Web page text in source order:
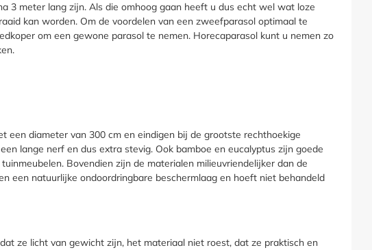
3 meter lang zijn. Als die omhoog gaan heeft u dus echt wel wat loze
kan worden. Om de voordelen van een zweefparasol optimaal te
om een gewone parasol te nemen. Horecaparasol kunt u nemen zo
een diameter van 300 cm en eindigen bij de grootste rechthoekige
lange nerf en dus extra stevig. Ook bamboe en eucalyptus zijn goede
Bovendien zijn de materialen milieuvriendelijker dan de
een natuurlijke ondoordringbare beschermlaag en hoeft niet behandeld
ze licht van gewicht zijn, het materiaal niet roest, dat ze praktisch en